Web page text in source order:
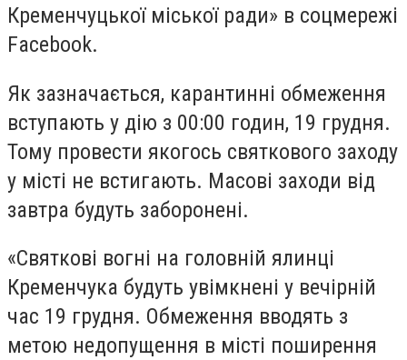
Кременчуцької міської ради» в соцмережі
Facebook.
Як зазначається, карантинні обмеження
вступають у дію з 00:00 годин, 19 грудня.
Тому провести якогось святкового заходу
у місті не встигають. Масові заходи від
завтра будуть заборонені.
«Святкові вогні на головній ялинці
Кременчука будуть увімкнені у вечірній
час 19 грудня. Обмеження вводять з
метою недопущення в місті поширення